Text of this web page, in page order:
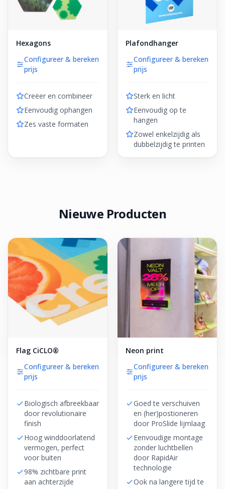
Hexagons
Configureer & bereken
prijs
Creëer en combineer
Eenvoudig ophangen
Zes vaste formaten
Plafondhanger
Configureer & bereken
prijs
Sterk en licht
Eenvoudig op te
hangen
Zowel enkelzijdig als
dubbelzijdig te printen
Nieuwe Producten
Flag CiCLO®
Configureer & bereken
prijs
Biologisch afbreekbaar
door revolutionaire
finish
Hoog winddoorlatend
vermogen, perfect
voor buiten
98% zichtbare print
aan achterzijde
Neon print
Configureer & bereken
prijs
Goed te verschuiven
en (her)postioneren
door ProSlide lijmlaag
Eenvoudige montage
zonder luchtbellen
door RapidAir
technologie
Ook na langere tijd te